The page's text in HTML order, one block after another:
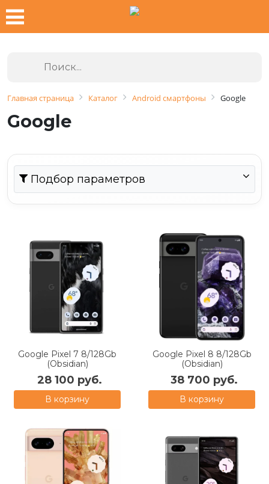
Главная страница Каталог Android смартфоны Google
Google
Подбор параметров
Google Pixel 7 8/128Gb
(Obsidian)
28 100 руб.
В корзину
Google Pixel 8 8/128Gb
(Obsidian)
38 700 руб.
В корзину